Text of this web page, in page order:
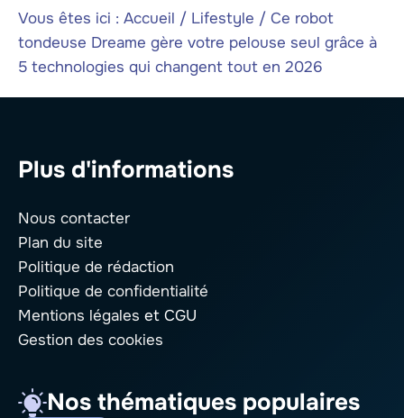
Vous êtes ici : Accueil / Lifestyle / Ce robot
tondeuse Dreame gère votre pelouse seul grâce à
5 technologies qui changent tout en 2026
Plus d'informations
Nous contacter
Plan du site
Politique de rédaction
Politique de confidentialité
Mentions légales et CGU
Gestion des cookies
Nos thématiques populaires